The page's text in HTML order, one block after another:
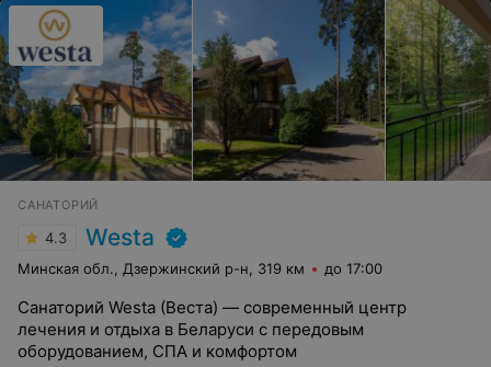
САНАТОРИЙ
4.3 Westa
Минская обл., Дзержинский р-н, 319 км до 17:00
Санаторий Westa (Веста) — современный центр
лечения и отдыха в Беларуси с передовым
оборудованием, СПА и комфортом